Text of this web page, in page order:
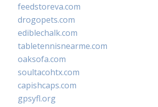
feedstoreva.com
drogopets.com
ediblechalk.com
tabletennisnearme.com
oaksofa.com
soultacohtx.com
capishcaps.com
gpsyfl.org